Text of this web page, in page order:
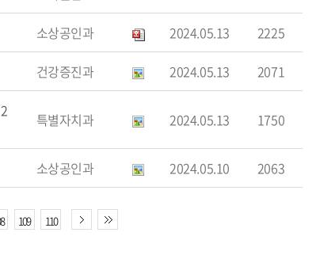
소상공인과 2024.05.13 2225
건강증진과 2024.05.13 2071
특별자치과 2024.05.13 1750
소상공인과 2024.05.10 2063
109 110